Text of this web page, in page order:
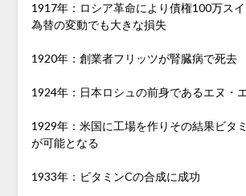
1917年：ロシア革命により債権100万ス
為替の変動でも大きな損失
1920年：創業者フリッツが腎臓病で死去
1924年：日本ロシュの前身であるエヌ・
1929年：米国に工場を作りその結果ビタ
が可能となる
1933年：ビタミンCの合成に成功